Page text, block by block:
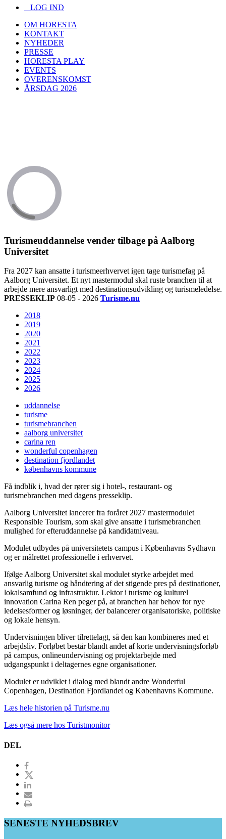
LOG IND
OM HORESTA
KONTAKT
NYHEDER
PRESSE
HORESTA PLAY
EVENTS
OVERENSKOMST
ÅRSDAG 2026
Turismeuddannelse vender tilbage på Aalborg
Universitet
Fra 2027 kan ansatte i turismeerhvervet igen tage turismefag på
Aalborg Universitet. Et nyt mastermodul skal ruste branchen til at
arbejde mere ansvarligt med destinationsudvikling og turismeledelse.
PRESSEKLIP 08-05 - 2026 Turisme.nu
2018
2019
2020
2021
2022
2023
2024
2025
2026
uddannelse
turisme
turismebranchen
aalborg universitet
carina ren
wonderful copenhagen
destination fjordlandet
københavns kommune
Få indblik i, hvad der rører sig i hotel-, restaurant- og
turismebranchen med dagens presseklip.
Aalborg Universitet lancerer fra foråret 2027 mastermodulet
Responsible Tourism, som skal give ansatte i turismebranchen
mulighed for efteruddannelse på kandidatniveau.
Modulet udbydes på universitetets campus i Københavns Sydhavn
og er målrettet professionelle i erhvervet.
Ifølge Aalborg Universitet skal modulet styrke arbejdet med
ansvarlig turisme og håndtering af det stigende pres på destinationer,
lokalsamfund og infrastruktur. Lektor i turisme og kulturel
innovation Carina Ren peger på, at branchen har behov for nye
ledelsesformer og løsninger, der balancerer organisatoriske, politiske
og lokale hensyn.
Undervisningen bliver tilrettelagt, så den kan kombineres med et
arbejdsliv. Forløbet består blandt andet af korte undervisningsforløb
på campus, onlineundervisning og projektarbejde med
udgangspunkt i deltagernes egne organisationer.
Modulet er udviklet i dialog med blandt andre Wonderful
Copenhagen, Destination Fjordlandet og Københavns Kommune.
Læs hele historien på Turisme.nu
Læs også mere hos Turistmonitor
DEL
SENESTE NYHEDSBREV